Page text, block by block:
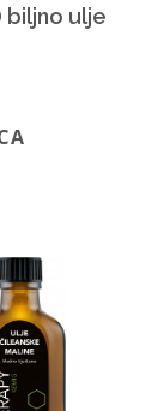
biljno ulje